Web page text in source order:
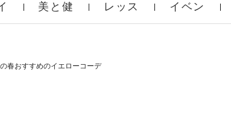
美と健 レッス イベン
春おすすめのイエローコーデ